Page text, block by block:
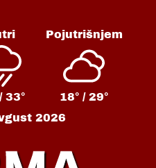
33°
Pojutrišnjem
18° / 29°
2026